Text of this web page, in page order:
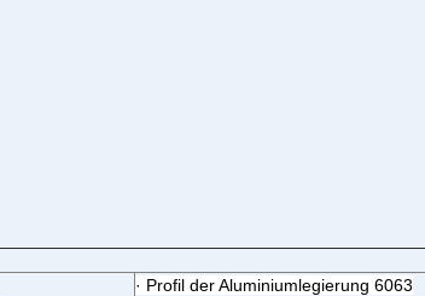
· Profil der Aluminiumlegierung 6063